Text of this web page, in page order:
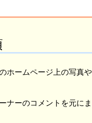
ホームページ上の写真
ナーのコメントを元に